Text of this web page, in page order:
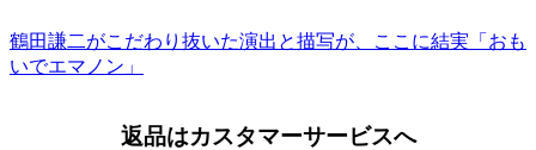
鶴田謙二がこだわり抜いた演出と描写が、ここに結実「おも
いでエマノン」
返品はカスタマーサービスへ